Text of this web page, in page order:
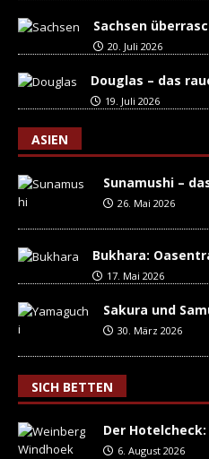
Sachsen
20. Juli 2026
Douglas – das
19. Juli 2026
ASIEN
Sunamushi –
26. Mai 2026
Bukhara:
17. Mai 2026
Sakura und
30. März 2026
SICH BETTEN
Der
6. August 2026